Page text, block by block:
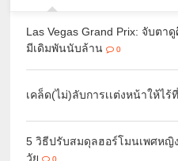
Las Vegas Grand Prix: จับตา
มีเดิมพันนับล้าน
0
เคล็ด(ไม่)ลับการเเต่งหน้าให้ไร้
5 วิธีปรับสมดุลฮอร์โมนเพศห
วัย
0